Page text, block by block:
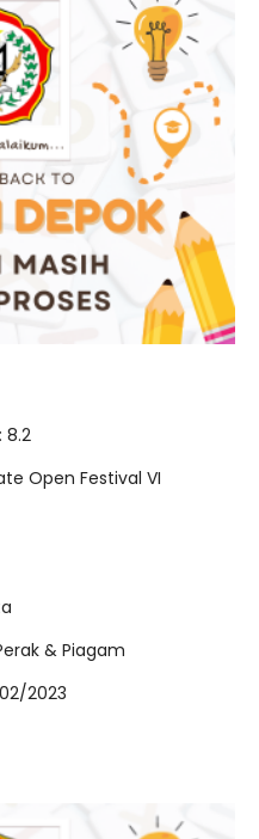
8.2
Open Festival VI
& Piagam
2023